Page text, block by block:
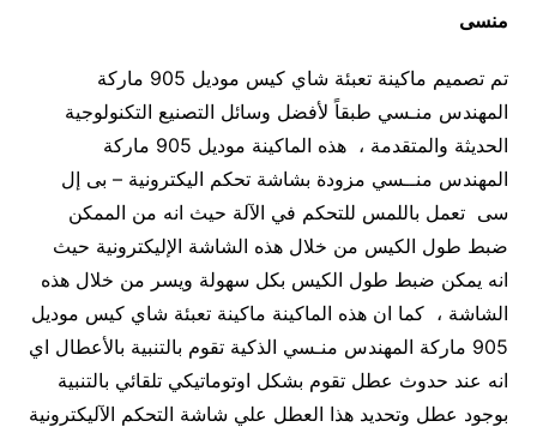
منسى
تم تصميم ماكينة تعبئة شاي كيس موديل 905 ماركة
المهندس منـسي طبقاً لأفضل وسائل التصنيع التكنولوجية
الحديثة والمتقدمة ، هذه الماكينة موديل 905 ماركة
المهندس منــسي مزودة بشاشة تحكم اليكترونية – بى إل
سى تعمل باللمس للتحكم في الآلة حيث انه من الممكن
ضبط طول الكيس من خلال هذه الشاشة الإليكترونية حيث
انه يمكن ضبط طول الكيس بكل سهولة ويسر من خلال هذه
الشاشة ، كما ان هذه الماكينة ماكينة تعبئة شاي كيس موديل
905 ماركة المهندس منـسي الذكية تقوم بالتنبية بالأعطال اي
انه عند حدوث عطل تقوم بشكل اوتوماتيكي تلقائي بالتنبية
بوجود عطل وتحديد هذا العطل علي شاشة التحكم الآليكترونية